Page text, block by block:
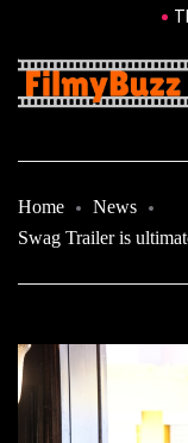
Home
News
Swag Trailer is